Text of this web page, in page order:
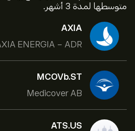
متوسطها لمدة 3 أشهر.
AXIA
ENERGIA - ADR
MCOVb.ST
Medicover AB
ATS.US